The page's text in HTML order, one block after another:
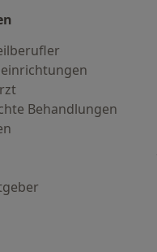
Behandlungen